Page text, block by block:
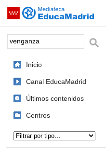
Saltar navegación
Palabra o frase:
Inicio
Canal EducaMadrid
Últimos contenidos
Centros